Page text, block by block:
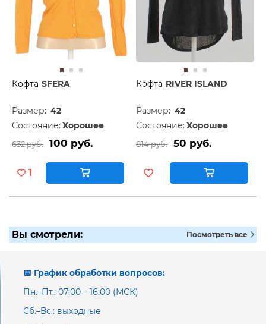
Кофта SFERA
Размер: 42
Состояние: Хорошее
632 руб. 100 руб.
1
Кофта RIVER ISLAND
Размер: 42
Состояние: Хорошее
814 руб. 50 руб.
Вы смотрели: Посмотреть все
📅 График обработки вопросов:
Пн.–Пт.: 07:00 – 16:00 (МСК)
Сб.–Вс.: выходные